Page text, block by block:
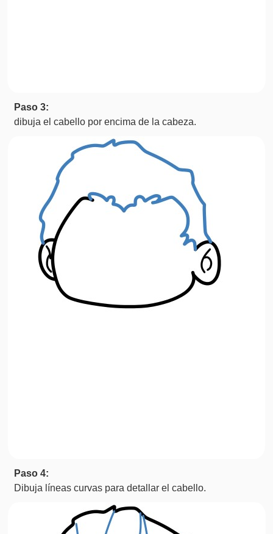
Paso 3:
dibuja el cabello por encima de la cabeza.
Paso 4:
Dibuja líneas curvas para detallar el cabello.